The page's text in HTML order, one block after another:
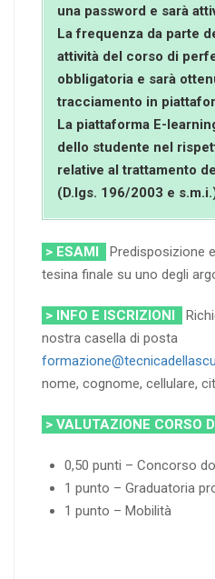
una password e sarà
La frequenza da parte
attività del corso di
obbligatoria e sarà
tracciamento in
La piattaforma E-
dello studente nel
relative al trattamento
(D.lgs. 196/2003 e
> ESAMI
Predisposizione
tesina finale su uno degli
> INFO E ISCRIZIONI
nostra casella di posta
nome, cognome, cellulare,
> VALUTAZIONE CORSO
0,50 punti – Concorso
1 punto – Graduatoria
1 punto – Mobilità